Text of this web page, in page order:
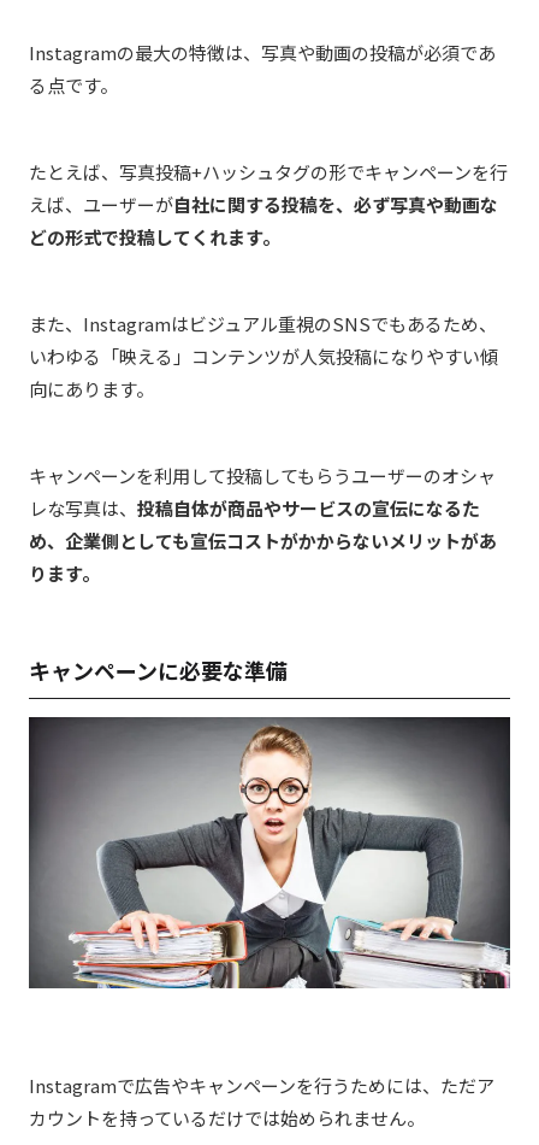
Instagramの最大の特徴は、写真や動画の投稿が必須であ
る点です。
たとえば、写真投稿+ハッシュタグの形でキャンペーンを行
えば、ユーザーが自社に関する投稿を、必ず写真や動画な
どの形式で投稿してくれます。
また、Instagramはビジュアル重視のSNSでもあるため、
いわゆる「映える」コンテンツが人気投稿になりやすい傾
向にあります。
キャンペーンを利用して投稿してもらうユーザーのオシャ
レな写真は、 投稿自体が商品やサービスの宣伝になるた
め、企業側としても宣伝コストがかからないメリットがあ
ります。
キャンペーンに必要な準備
Instagramで広告やキャンペーンを行うためには、ただア
カウントを持っているだけでは始められません。